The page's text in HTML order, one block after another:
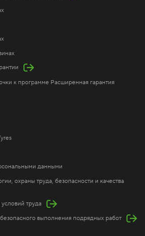
к программе Расширенная гарантия
данными
охраны труда, безопасности и качества
труда
выполнения подрядных работ